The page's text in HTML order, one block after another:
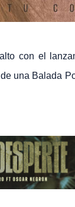
con el
una Balada